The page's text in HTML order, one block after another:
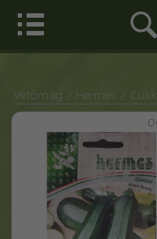
Vetőmag / Hermes
/